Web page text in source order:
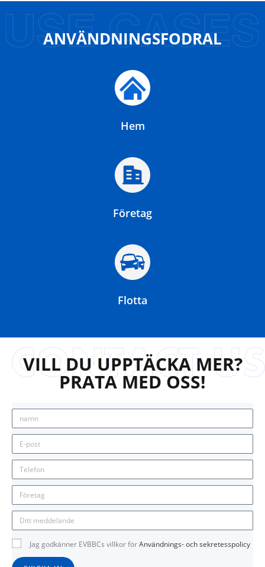
ANVÄNDNINGSFODRAL
Hem
Företag
Flotta
VILL DU UPPTÄCKA MER?
PRATA MED OSS!
Jag godkänner EVBBCs villkor förAnvändnings- och sekretesspolicy